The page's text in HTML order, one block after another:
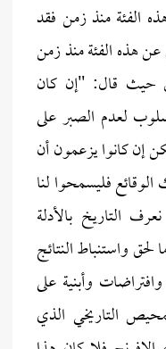
الفئة منذ زمن فقد
هذه الفئة منذ زمن
حيث قال: "إن كان
لعدم الصبر على
إن كانوا يزعمون أن
فليسمحوا لنا
التاريخ بالأدلة
لحق واستنباط النتائج
وأبنية على
التاريخي الذي